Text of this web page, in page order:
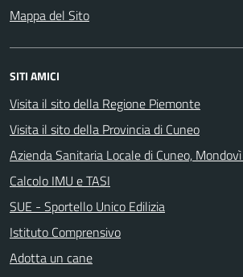
Mappa del Sito
SITI AMICI
Visita il sito della Regione Piemonte
Visita il sito della Provincia di Cuneo
Azienda Sanitaria Locale di Cuneo,
Calcolo IMU e TASI
SUE - Sportello Unico Edilizia
Istituto Comprensivo
Adotta un cane